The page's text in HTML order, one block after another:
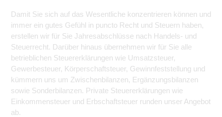
Damit Sie sich auf das Wesentliche konzentrieren können und
immer ein gutes Gefühl in puncto Recht und Steuern haben,
erstellen wir für Sie Jahresabschlüsse nach Handels- und
Steuerrecht. Darüber hinaus übernehmen wir für Sie alle
betrieblichen Steuererklärungen wie Umsatzsteuer,
Gewerbesteuer, Körperschaftsteuer, Gewinnfeststellung und
kümmern uns um Zwischenbilanzen, Ergänzungsbilanzen
sowie Sonderbilanzen. Private Steuererklärungen wie
Einkommensteuer und Erbschaftsteuer runden unser Angebot
ab.